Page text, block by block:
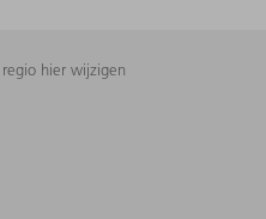
hier wijzigen